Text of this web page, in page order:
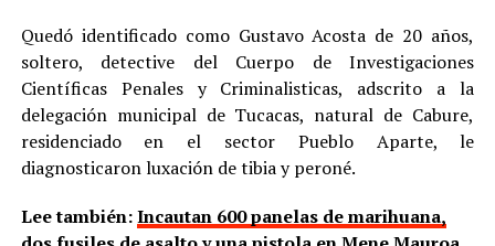
Quedó identificado como Gustavo Acosta de 20 años,
soltero, detective del Cuerpo de Investigaciones
Científicas Penales y Criminalisticas, adscrito a la
delegación municipal de Tucacas, natural de Cabure,
residenciado en el sector Pueblo Aparte, le
diagnosticaron luxación de tibia y peroné.
Lee también:Incautan 600 panelas de marihuana,